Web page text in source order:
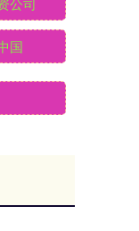
国